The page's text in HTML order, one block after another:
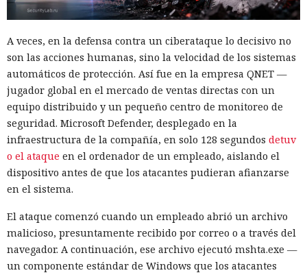
A veces, en la defensa contra un ciberataque lo decisivo no
son las acciones humanas, sino la velocidad de los sistemas
automáticos de protección. Así fue en la empresa QNET —
jugador global en el mercado de ventas directas con un
equipo distribuido y un pequeño centro de monitoreo de
seguridad. Microsoft Defender, desplegado en la
infraestructura de la compañía, en solo 128 segundos detuv
o el ataque en el ordenador de un empleado, aislando el
dispositivo antes de que los atacantes pudieran afianzarse
en el sistema.
El ataque comenzó cuando un empleado abrió un archivo
malicioso, presuntamente recibido por correo o a través del
navegador. A continuación, ese archivo ejecutó mshta.exe —
un componente estándar de Windows que los atacantes